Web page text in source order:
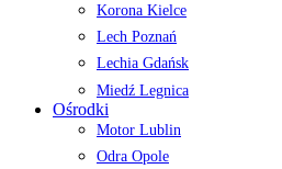
Korona Kielce
Lech Poznań
Lechia Gdańsk
Miedź Legnica
Ośrodki
Motor Lublin
Odra Opole